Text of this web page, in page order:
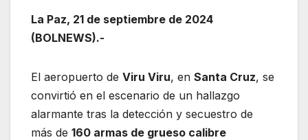
La Paz, 21 de septiembre de 2024
(BOLNEWS).-
El aeropuerto de Viru Viru, en Santa Cruz, se
convirtió en el escenario de un hallazgo
alarmante tras la detección y secuestro de
más de 160 armas de grueso calibre